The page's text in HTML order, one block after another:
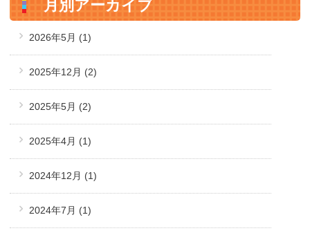
月別アーカイブ
2026年5月 (1)
2025年12月 (2)
2025年5月 (2)
2025年4月 (1)
2024年12月 (1)
2024年7月 (1)